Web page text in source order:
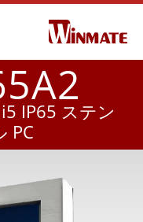
IP65 ステン
PC